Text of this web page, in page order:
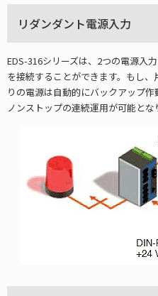
リダンダント電源入力
EDS-316シリーズは、2つの電源入
を接続することができます。もし
りの電源は自動的にバックアップ作
ノンストップの連続運用が可能とな